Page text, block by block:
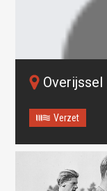
Overijssel
Verzet